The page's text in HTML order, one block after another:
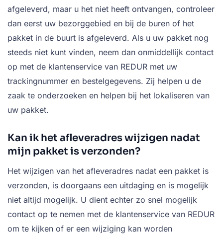
afgeleverd, maar u het niet heeft ontvangen, controleer
dan eerst uw bezorggebied en bij de buren of het
pakket in de buurt is afgeleverd. Als u uw pakket nog
steeds niet kunt vinden, neem dan onmiddellijk contact
op met de klantenservice van REDUR met uw
trackingnummer en bestelgegevens. Zij helpen u de
zaak te onderzoeken en helpen bij het lokaliseren van
uw pakket.
Kan ik het afleveradres wijzigen nadat
mijn pakket is verzonden?
Het wijzigen van het afleveradres nadat een pakket is
verzonden, is doorgaans een uitdaging en is mogelijk
niet altijd mogelijk. U dient echter zo snel mogelijk
contact op te nemen met de klantenservice van REDUR
om te kijken of er een wijziging kan worden